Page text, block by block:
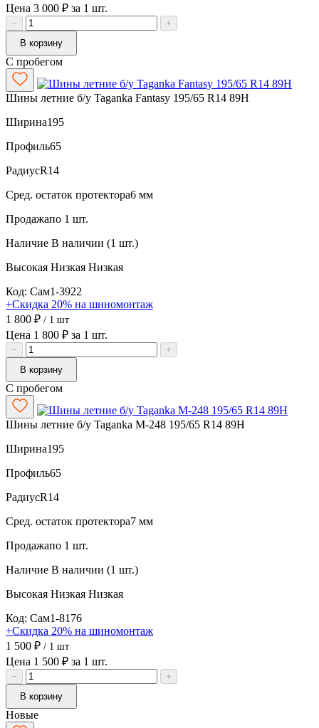
Цена 3 000 ₽ за 1 шт.
−
+
В корзину
С пробегом
Шины летние б/у Taganka Fantasy 195/65 R14 89H
Ширина195
Профиль65
РадиусR14
Сред. остаток протектора6 мм
Продажапо 1 шт.
Наличие В наличии (1 шт.)
Высокая Низкая Низкая
Код: Сам1-3922
+Скидка 20% на шиномонтаж
1 800 ₽ / 1 шт
Цена 1 800 ₽ за 1 шт.
−
+
В корзину
С пробегом
Шины летние б/у Taganka M-248 195/65 R14 89H
Ширина195
Профиль65
РадиусR14
Сред. остаток протектора7 мм
Продажапо 1 шт.
Наличие В наличии (1 шт.)
Высокая Низкая Низкая
Код: Сам1-8176
+Скидка 20% на шиномонтаж
1 500 ₽ / 1 шт
Цена 1 500 ₽ за 1 шт.
−
+
В корзину
Новые